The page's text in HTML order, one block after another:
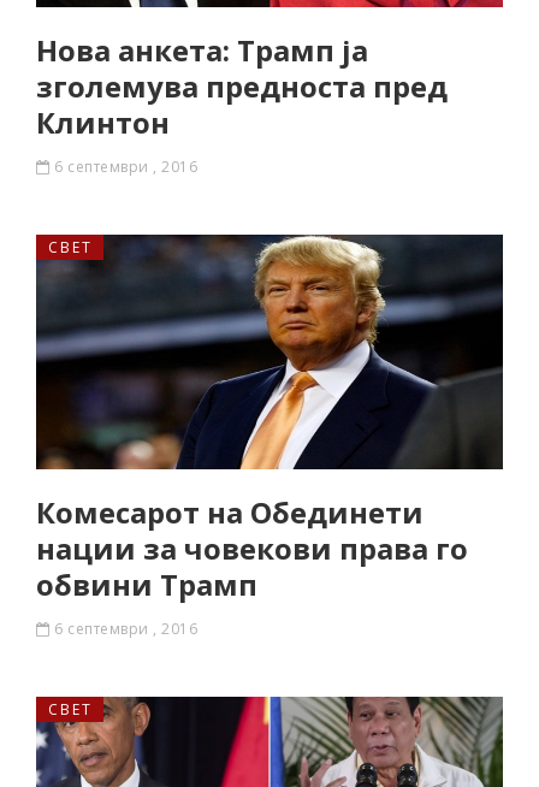
Нова анкета: Трамп ја
зголемува предноста пред
Клинтон
6 септември , 2016
СВЕТ
Комесарот на Обединети
нации за човекови права го
обвини Трамп
6 септември , 2016
СВЕТ